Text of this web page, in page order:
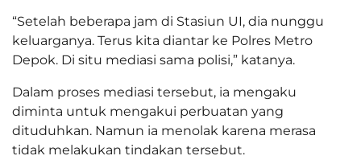
“Setelah beberapa jam di Stasiun UI, dia nunggu
keluarganya. Terus kita diantar ke Polres Metro
Depok. Di situ mediasi sama polisi,” katanya.
Dalam proses mediasi tersebut, ia mengaku
diminta untuk mengakui perbuatan yang
dituduhkan. Namun ia menolak karena merasa
tidak melakukan tindakan tersebut.